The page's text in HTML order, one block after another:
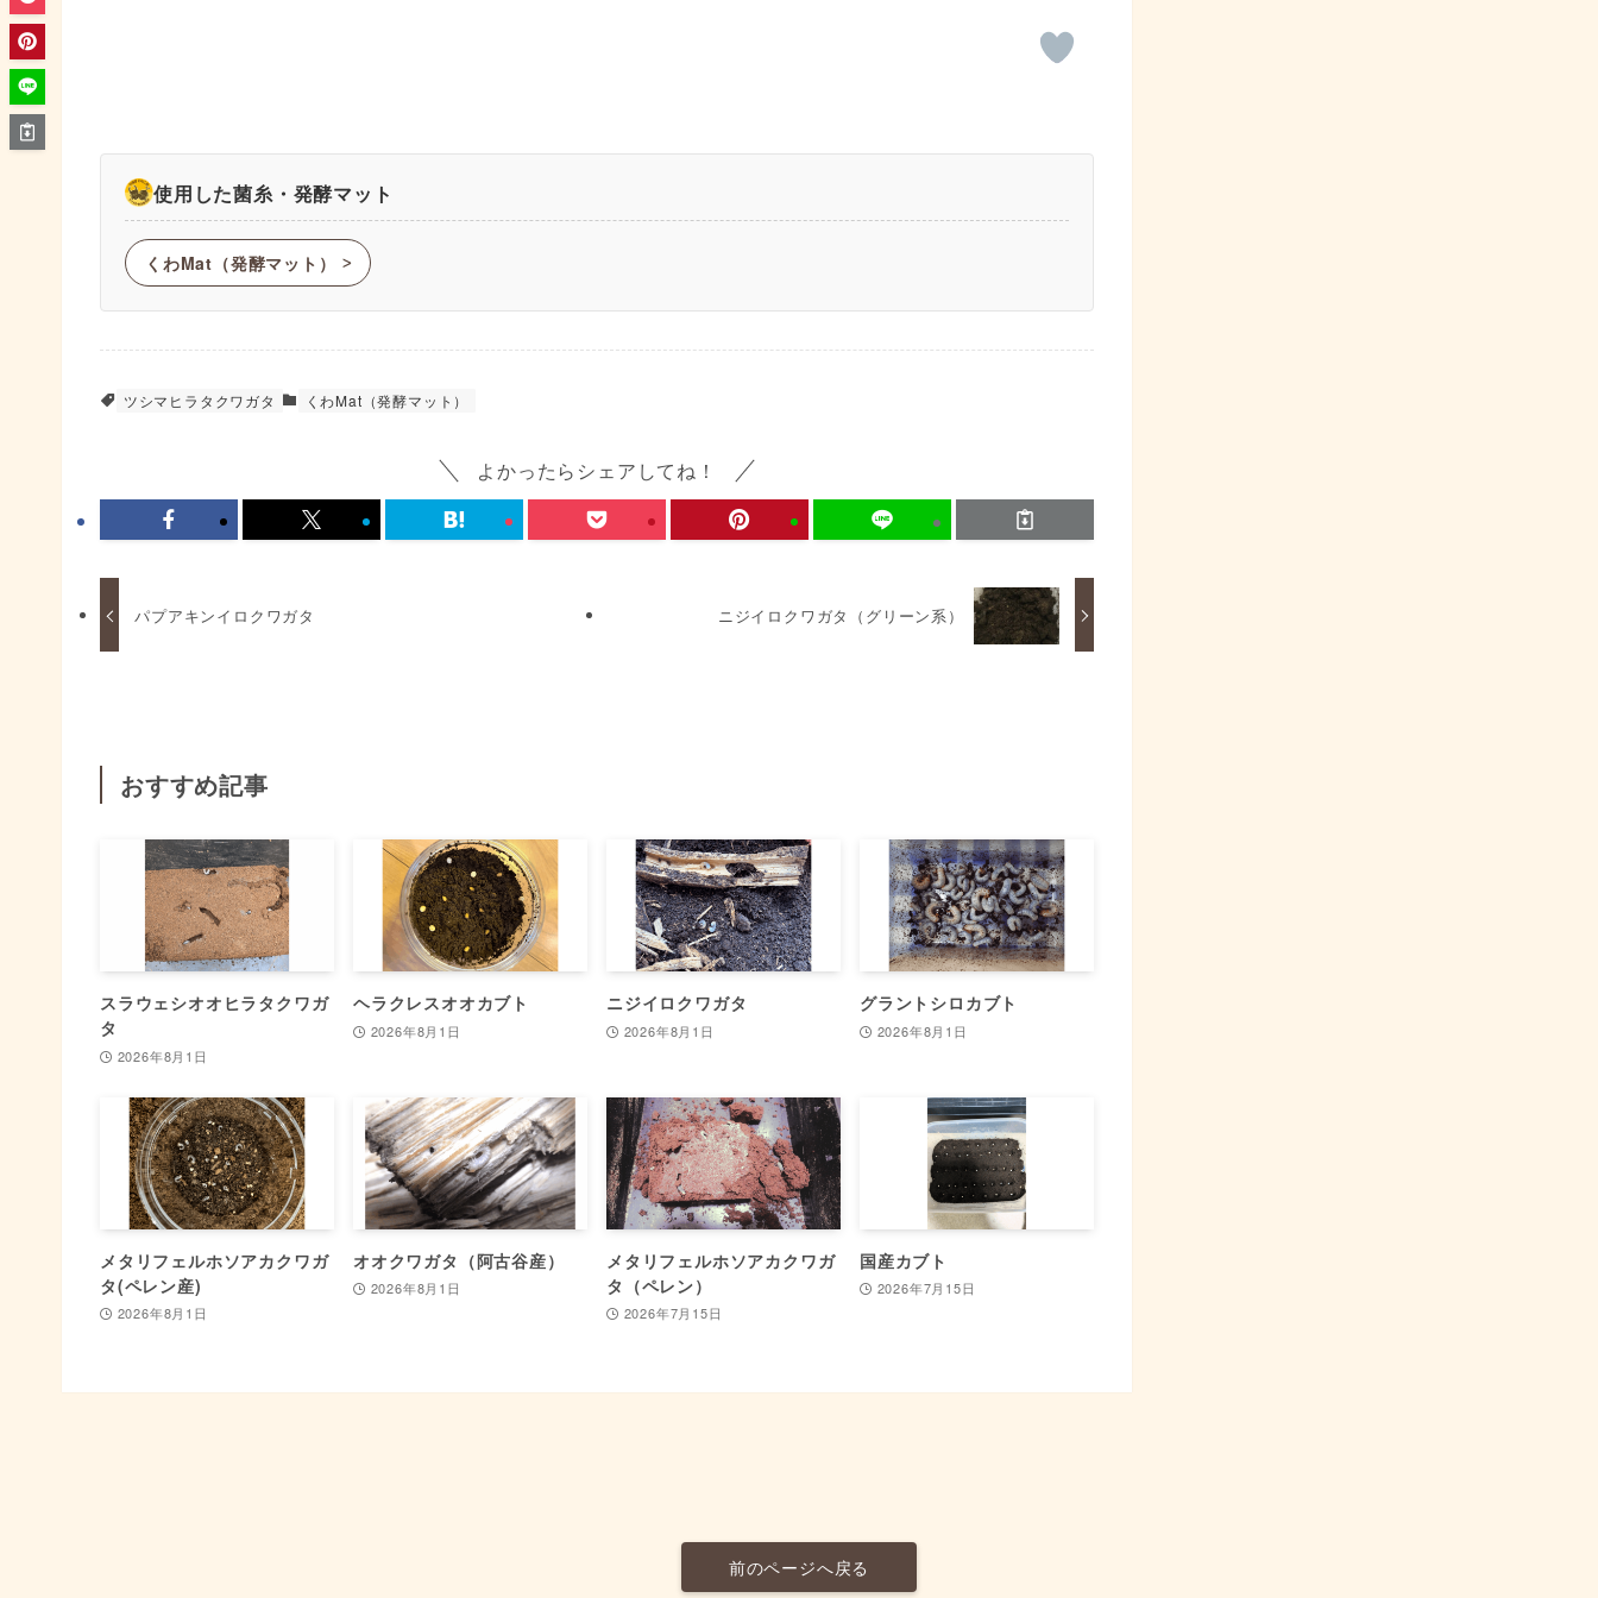
使用した菌糸・発酵マット
くわMat（発酵マット） ᐳ
ツシマヒラタクワガタ くわMat（発酵マット）
よかったらシェアしてね！
パプアキンイロクワガタ ニジイロクワガタ（グリーン系）
おすすめ記事
スラウェシオオヒラタクワガ
タ
2026年8月1日
ヘラクレスオオカブト
2026年8月1日
ニジイロクワガタ
2026年8月1日
グラントシロカブト
2026年8月1日
メタリフェルホソアカクワガ
タ(ペレン産)
2026年8月1日
オオクワガタ（阿古谷産）
2026年8月1日
メタリフェルホソアカクワガ
タ（ペレン）
2026年7月15日
国産カブト
2026年7月15日
前のページへ戻る